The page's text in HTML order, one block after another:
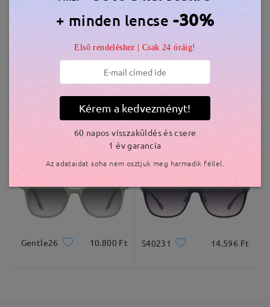
szállítási idő
5-7 munkanap részletek
Kiszállítva
Hasonló keretek
S59279 10.800 Ft Gentle32 11.000 Ft
Gentle26 10.800 Ft S40231 14.596 Ft
+ minden lencse -30%
Első rendeléshez | Csak 24 óráig!
Kérem a kedvezményt!
60 napos visszaküldés és csere
1 év garancia
Az adataidat soha nem osztjuk meg harmadik féllel.